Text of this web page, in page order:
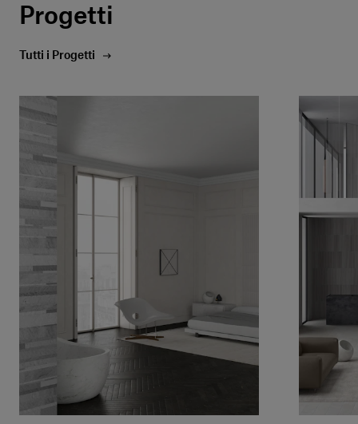
Progetti
Tutti i Progetti